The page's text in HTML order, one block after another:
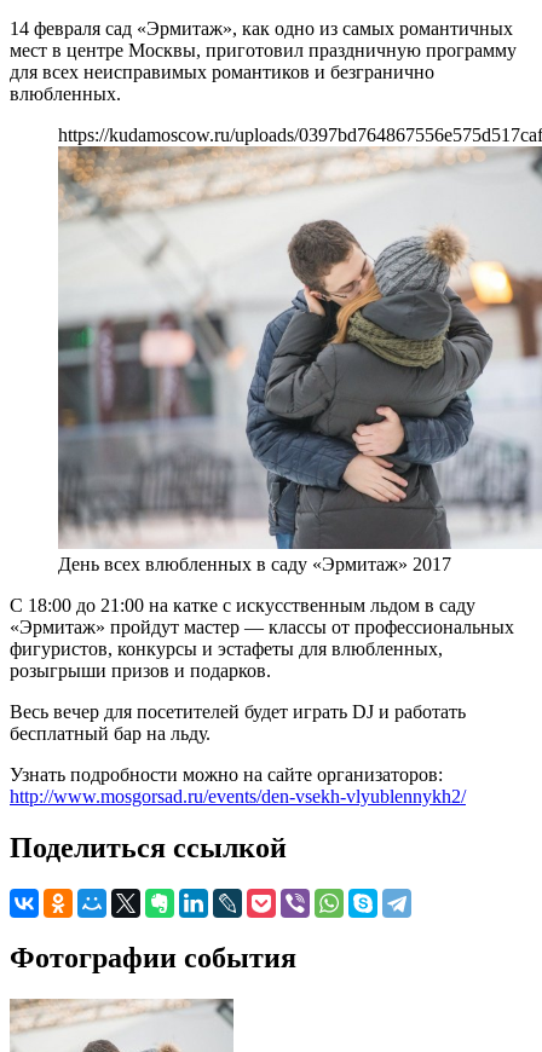
14 февраля сад «Эрмитаж», как одно из самых романтичных
мест в центре Москвы, приготовил праздничную программу
для всех неисправимых романтиков и безгранично
влюбленных.
https://kudamoscow.ru/uploads/
День всех влюбленных в саду «Эрмитаж» 2017
С 18:00 до 21:00 на катке с искусственным льдом в саду
«Эрмитаж» пройдут мастер — классы от профессиональных
фигуристов, конкурсы и эстафеты для влюбленных,
розыгрыши призов и подарков.
Весь вечер для посетителей будет играть DJ и работать
бесплатный бар на льду.
Узнать подробности можно на сайте организаторов:
http://www.mosgorsad.ru/events/den-vsekh-vlyublennykh2/
Поделиться ссылкой
Фотографии события